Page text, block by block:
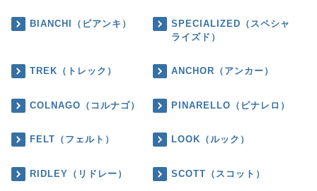
BIANCHI（ビアンキ）
SPECIALIZED（スペシャ
ライズド）
TREK（トレック） ANCHOR（アンカー）
COLNAGO（コルナゴ） PINARELLO（ピナレロ）
FELT（フェルト） LOOK（ルック）
RIDLEY（リドレー） SCOTT（スコット）